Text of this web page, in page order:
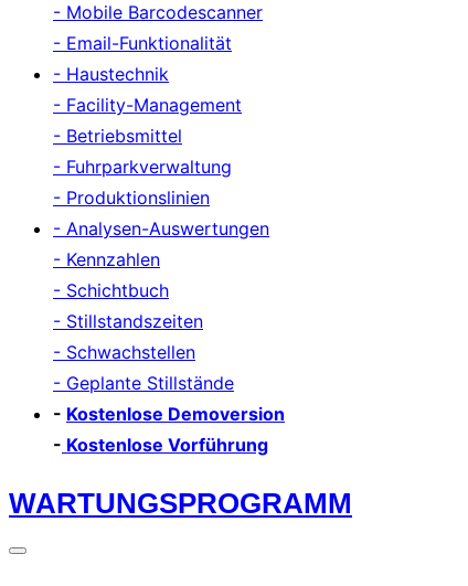
- Mobile Barcodescanner
- Email-Funktionalität
- Haustechnik
- Facility-Management
- Betriebsmittel
- Fuhrparkverwaltung
- Produktionslinien
- Analysen-Auswertungen
- Kennzahlen
- Schichtbuch
- Stillstandszeiten
- Schwachstellen
- Geplante Stillstände
- Kostenlose Demoversion
- Kostenlose Vorführung
Zum
Inhalt
springen
WARTUNGSPROGRAMM